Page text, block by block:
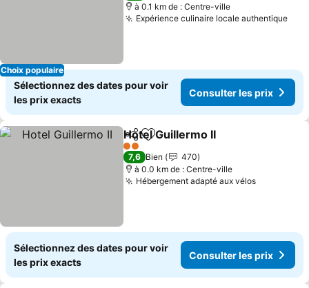
Choix populaire
à 0.1 km de : Centre-ville
Expérience culinaire locale authentique
Sélectionnez des dates pour voir
les prix exacts
Consulter les prix
PartagerAjouter à mes favoris
Hotel Guillermo II
2 Étoiles
7,6 Bien
470
à 0.0 km de : Centre-ville
Hébergement adapté aux vélos
Sélectionnez des dates pour voir
les prix exacts
Consulter les prix